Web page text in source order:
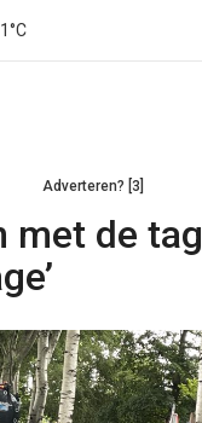
Adverteren? [3]
met de tag